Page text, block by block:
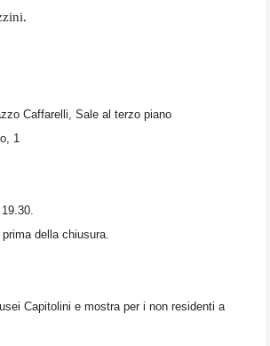
Caffarelli, Sale al terzo piano
1
della chiusura.
Capitolini e mostra per i non residenti a